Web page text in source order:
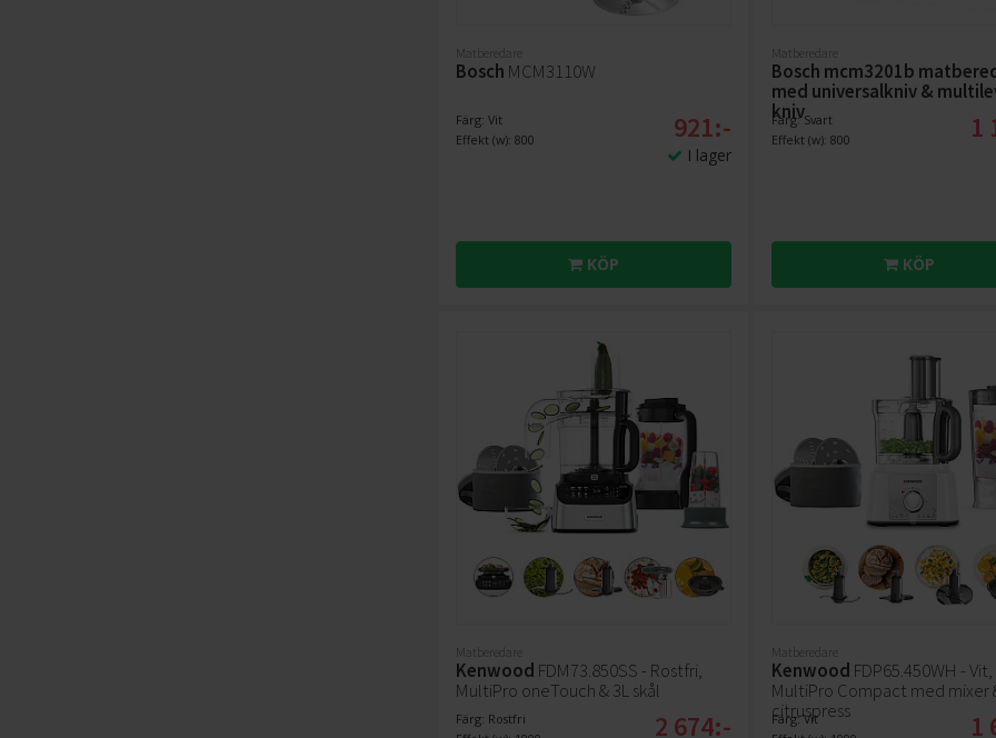
Matberedare
Bosch MCM3110W
Färg: Vit
Effekt (w): 800
921:-
I lager
KÖP
Matberedare
Bosch mcm3201b
med universalkniv &
kniv
Färg: Svart
Effekt (w): 800
1
KÖP
Matberedare
Kenwood FDM73.850SS - Rostfri,
MultiPro oneTouch & 3L skål
Färg: Rostfri
2 674:-
Matberedare
Kenwood FDP65.450WH - Vit,
MultiPro Compact med mixer
citruspress
Färg: Vit
1